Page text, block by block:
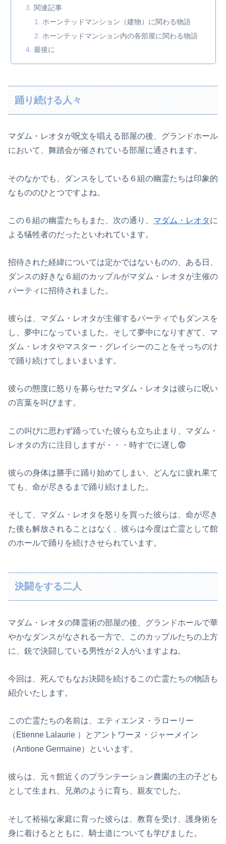
関連記事
ホーンテッドマンション（建物）に関わる物語
ホーンテッドマンション内の各部屋に関わる物語
最後に
踊り続ける人々
マダム・レオタが呪文を唱える部屋の後、グランドホール
において、舞踏会が催されている部屋に通されます。
そのなかでも、ダンスをしている６組の幽霊たちは印象的
なもののひとつですよね。
この６組の幽霊たちもまた、次の通り、 マダム・レオタに
よる犠牲者のだったといわれています。
招待された経緯については定かではないものの、ある日、
ダンスの好きな６組のカップルがマダム・レオタが主催の
パーティに招待されました。
彼らは、マダム・レオタが主催するパーティでもダンスを
し、夢中になっていました。そして夢中になりすぎて、マ
ダム・レオタやマスター・グレイシーのことをそっちのけ
で踊り続けてしまいまいます。
彼らの態度に怒りを募らせたマダム・レオタは彼らに呪い
の言葉を叫びます。
この叫びに思わず踊っていた彼らも立ち止まり、マダム・
レオタの方に注目しますが・・・時すでに遅し😨
彼らの身体は勝手に踊り始めてしまい、どんなに疲れ果て
ても、命が尽きるまで踊り続けました。
そして、マダム・レオタを怒りを買った彼らは、命が尽き
た後も解放されることはなく、彼らは今度は亡霊として館
のホールで踊りを続けさせられています。
決闘をする二人
マダム・レオタの降霊術の部屋の後、グランドホールで華
やかなダンスがなされる一方で、このカップルたちの上方
に、銃で決闘している男性が２人がいますよね。
今回は、死んでもなお決闘を続けるこの亡霊たちの物語も
紹介いたします。
この亡霊たちの名前は、エティエンヌ・ラローリー
（Etienne Lalaurie ）と アントワーヌ・ジャーメイン
（Antione Germaine）といいます。
彼らは、元々館近くのプランテーション農園の主の子ども
として生まれ、兄弟のように育ち、親友でした。
そして裕福な家庭に育った彼らは、教育を受け、護身術を
身に着けるとともに、騎士道についても学びました。